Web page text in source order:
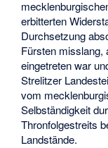
erbitterten
Durchsetzung
Fürsten misslang,
eingetreten war
Strelitzer
vom
Selbständigkeit
Thronfolgestreits
Landstände.